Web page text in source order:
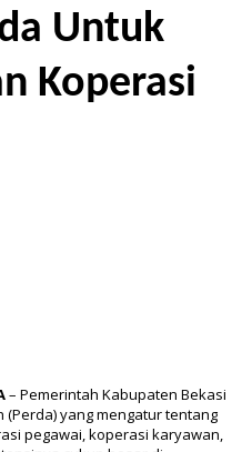
Untuk
Koperasi
– Pemerintah Kabupaten Bekasi
yang mengatur tentang
pegawai, koperasi karyawan,